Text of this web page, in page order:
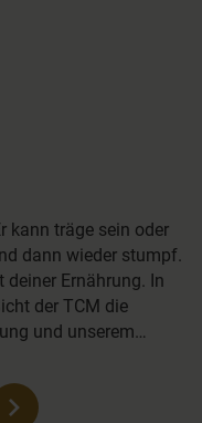
kann träge sein oder
dann wieder stumpf.
Ernährung. In
der TCM die
und unserem…